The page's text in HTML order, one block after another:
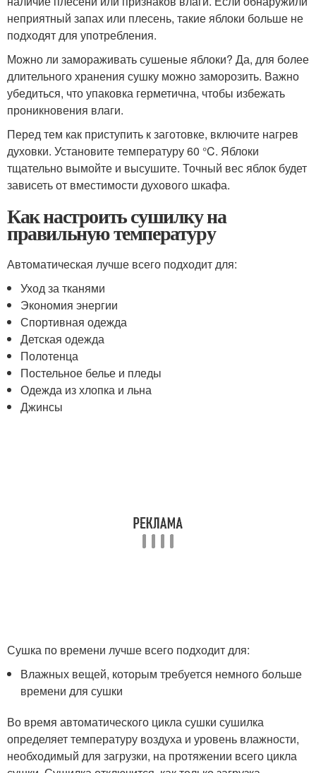
неприятный запах или плесень, такие яблоки больше не
подходят для употребления.
Можно ли замораживать сушеные яблоки? Да, для более
длительного хранения сушку можно заморозить. Важно
убедиться, что упаковка герметична, чтобы избежать
проникновения влаги.
Перед тем как приступить к заготовке, включите нагрев
духовки. Установите температуру 60 °C. Яблоки
тщательно вымойте и высушите. Точный вес яблок будет
зависеть от вместимости духового шкафа.
Как настроить сушилку на
правильную температуру
Автоматическая лучше всего подходит для:
Уход за тканями
Экономия энергии
Спортивная одежда
Детская одежда
Полотенца
Постельное белье и пледы
Одежда из хлопка и льна
Джинсы
Сушка по времени лучше всего подходит для:
Влажных вещей, которым требуется немного больше
времени для сушки
Во время автоматического цикла сушки сушилка
определяет температуру воздуха и уровень влажности,
необходимый для загрузки, на протяжении всего цикла